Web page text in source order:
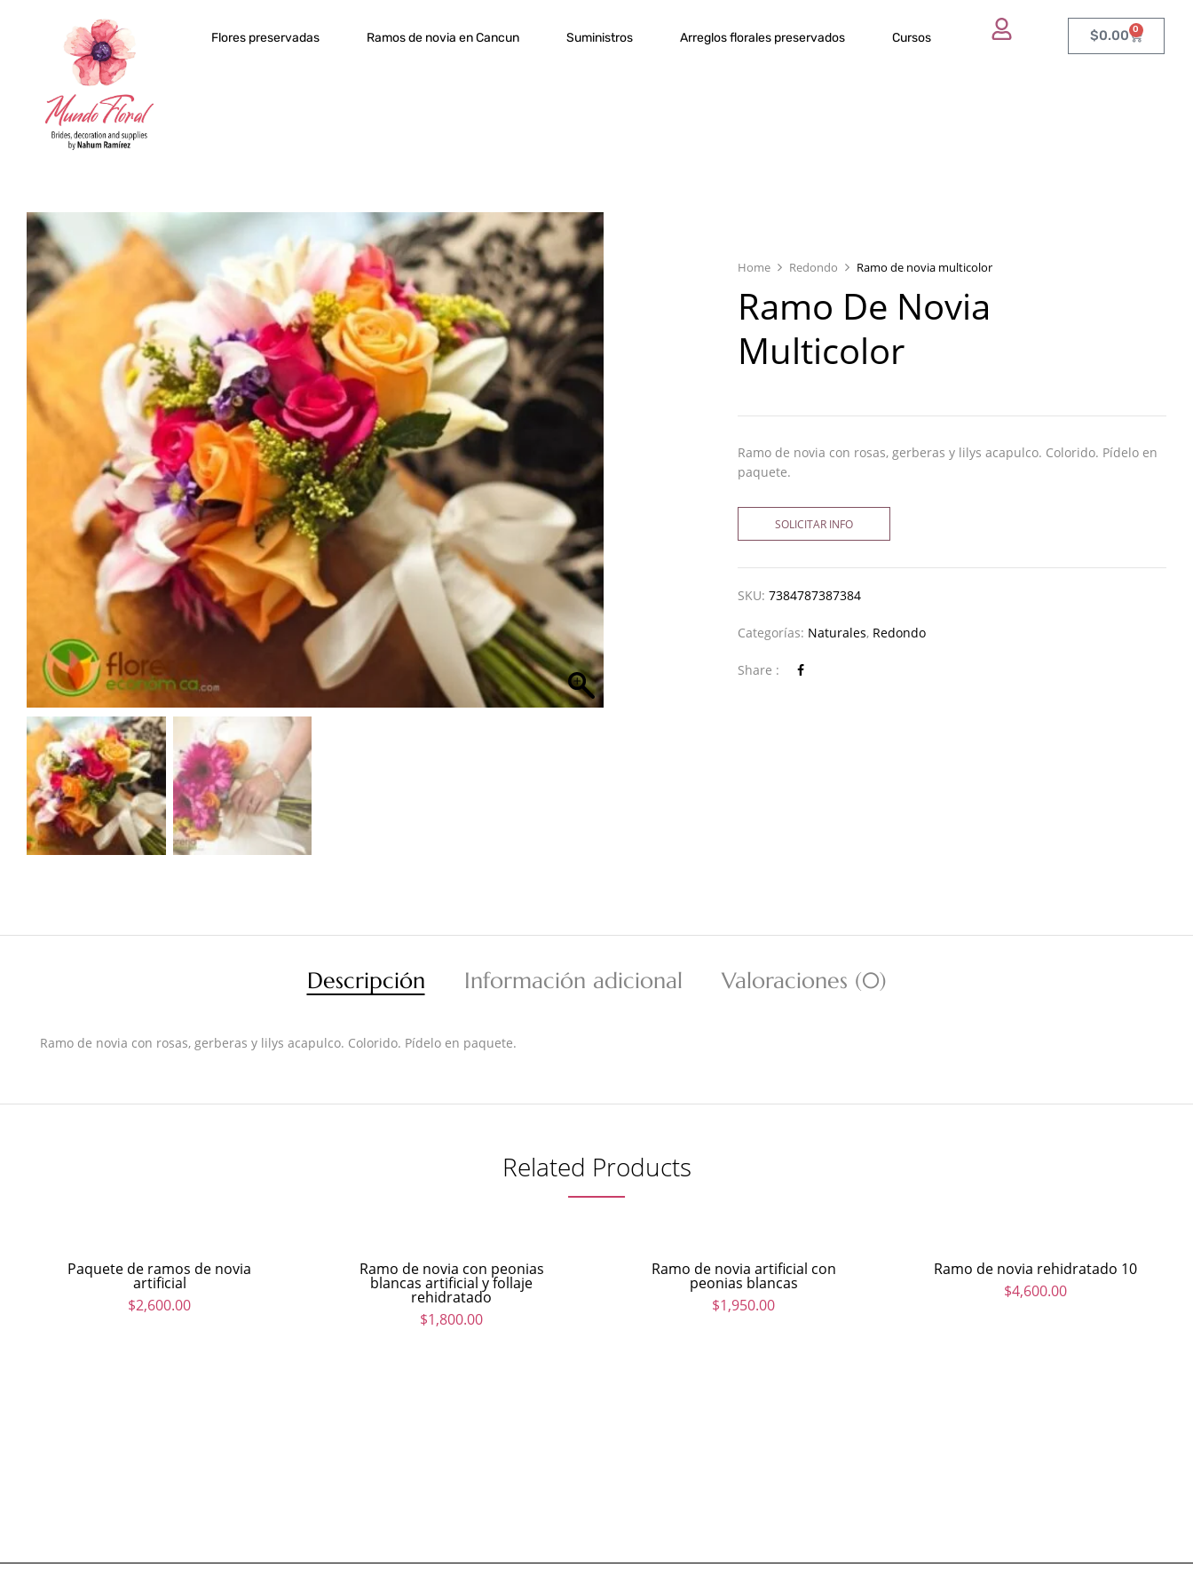
Flores preservadas Ramos de novia en Cancun Suministros Arreglos florales preservados Cursos $0.00 0
Home Redondo Ramo de novia multicolor
Ramo De Novia
Multicolor
Ramo de novia con rosas, gerberas y lilys acapulco. Colorido. Pídelo en
paquete.
SOLICITAR INFO
SKU:7384787387384
Categorías: Naturales, Redondo
Share :
Descripción Información adicional Valoraciones (0)
Ramo de novia con rosas, gerberas y lilys acapulco. Colorido. Pídelo en paquete.
Related Products
Paquete de ramos de novia
artificial
$2,600.00
Ramo de novia con peonias
blancas artificial y follaje
rehidratado
$1,800.00
Ramo de novia artificial con
peonias blancas
$1,950.00
Ramo de novia rehidratado 10
$4,600.00